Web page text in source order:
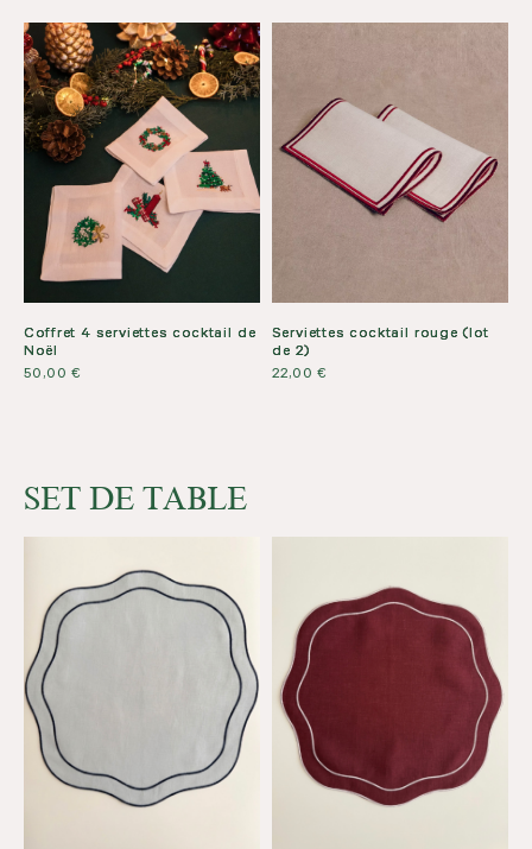
Coffret 4 serviettes cocktail de
Noël
50,00€
Serviettes cocktail rouge (lot
de 2)
22,00€
SET DE TABLE